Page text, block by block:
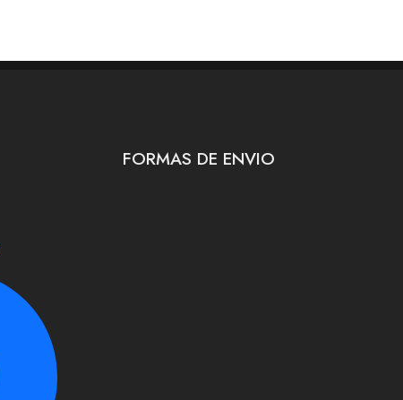
FORMAS DE ENVIO